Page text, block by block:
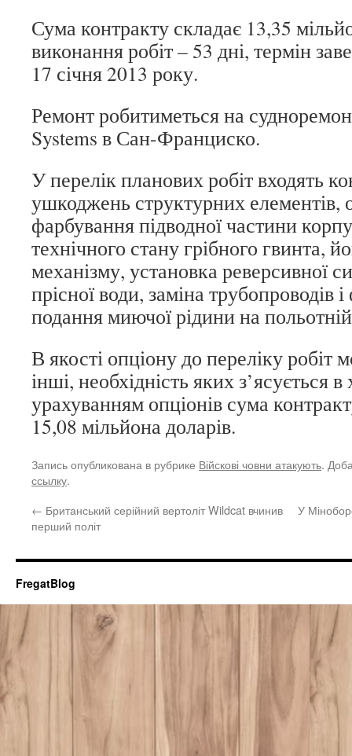
Сума контракту складає 13,35
виконання робіт – 53 дні, термін
17 січня 2013 року.
Ремонт робитиметься на
Systems в Сан-Франциско.
У перелік планових робіт входять
ушкоджень структурних елементів,
фарбування підводної частини
технічного стану грібного гвинта,
механізму, установка реверсивної
прісної води, заміна трубопроводів
подання миючої рідини на
В якості опціону до переліку робіт
інші, необхідність яких з’ясується
урахуванням опціонів сума
15,08 мільйона доларів.
Запись опубликована в рубрике Війскові човни атакують.
ссылку.
← Британський серійний вертоліт Wildcat вчинив
перший політ
У
FregatBlog